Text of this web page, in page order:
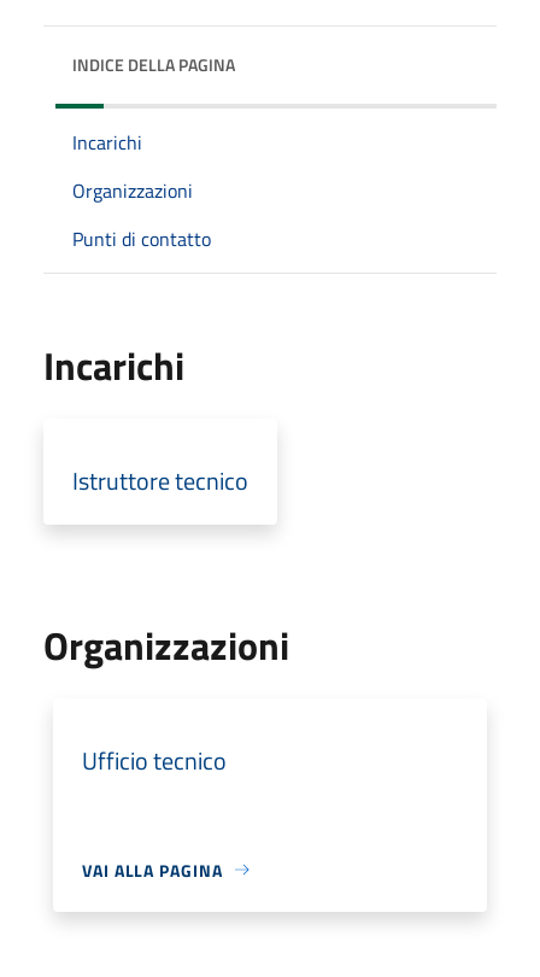
INDICE DELLA PAGINA
Incarichi
Organizzazioni
Punti di contatto
Incarichi
Istruttore tecnico
Organizzazioni
Ufficio tecnico
VAI ALLA PAGINA